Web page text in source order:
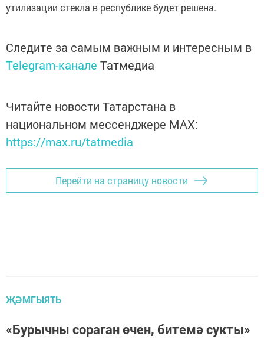
утилизации стекла в республике будет решена.
Следите за самым важным и интересным в
Telegram-канале Татмедиа
Читайте новости Татарстана в
национальном мессенджере MАХ:
https://max.ru/tatmedia
Перейти на страницу новости
ҖӘМГЫЯТЬ
«Бурычны сораган өчен, битемә сукты»